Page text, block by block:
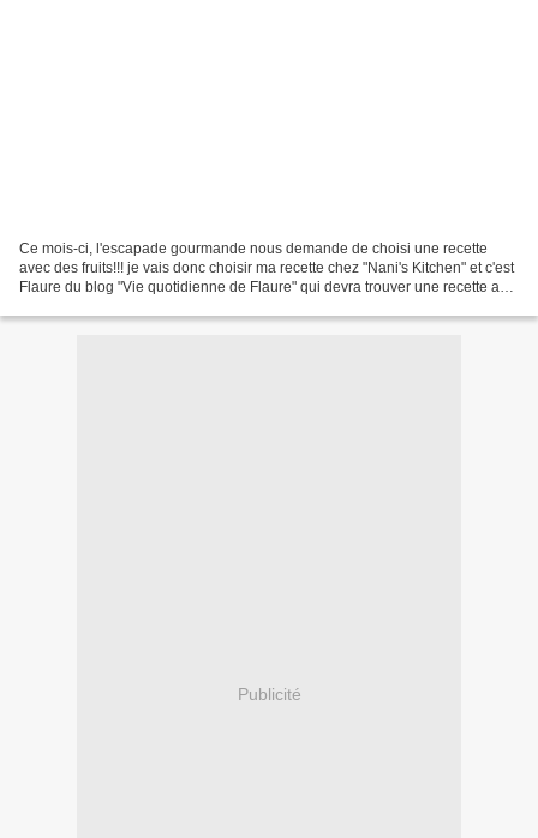
Ce mois-ci, l'escapade gourmande nous demande de choisi une recette
avec des fruits!!! je vais donc choisir ma recette chez "Nani's Kitchen" et c'est
Flaure du blog "Vie quotidienne de Flaure" qui devra trouver une recette aux
Publicité